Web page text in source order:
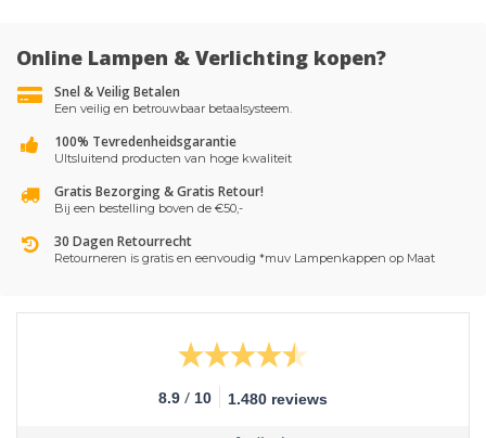
Online Lampen & Verlichting kopen?
Snel & Veilig Betalen
Een veilig en betrouwbaar betaalsysteem.
100% Tevredenheidsgarantie
UItsluitend producten van hoge kwaliteit
Gratis Bezorging & Gratis Retour!
Bij een bestelling boven de €50,-
30 Dagen Retourrecht
Retourneren is gratis en eenvoudig *muv Lampenkappen op Maat
8.9 / 10 1.480 reviews